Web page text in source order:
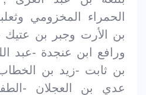
الحمراء المخزومي
بن الأرت وجبر بن
ورافع ابن عنجدة -عبد
بن ثابت -زيد بن
عدي بن العجلان -